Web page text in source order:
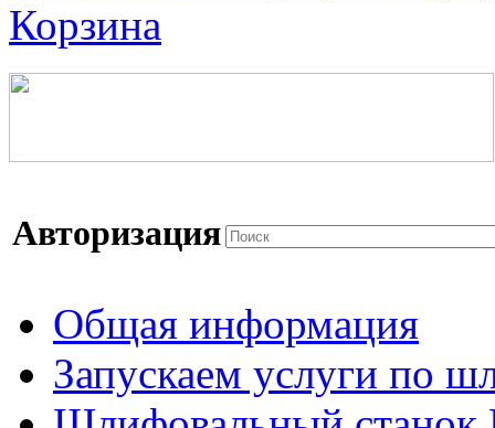
Корзина
Авторизация
Общая информация
Запускаем услуги по